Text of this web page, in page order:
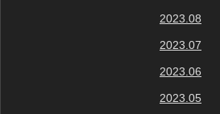
2023.08
2023.07
2023.06
2023.05